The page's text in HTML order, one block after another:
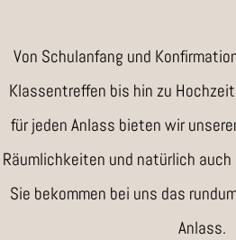
Von Schulanfang und
Klassentreffen bis hin zu
für jeden Anlass bieten wir
Räumlichkeiten und natürlich
Sie bekommen bei uns das
Anlass.